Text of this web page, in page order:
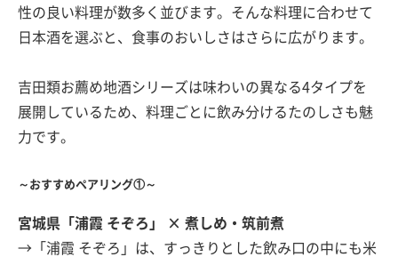
性の良い料理が数多く並びます。そんな料理に合わせて
日本酒を選ぶと、食事のおいしさはさらに広がります。
吉田類お薦め地酒シリーズは味わいの異なる4タイプを
展開しているため、料理ごとに飲み分けるたのしさも魅
力です。
～おすすめペアリング①～
宮城県「浦霞 そぞろ」 × 煮しめ・筑前煮
→「浦霞 そぞろ」は、すっきりとした飲み口の中にも米